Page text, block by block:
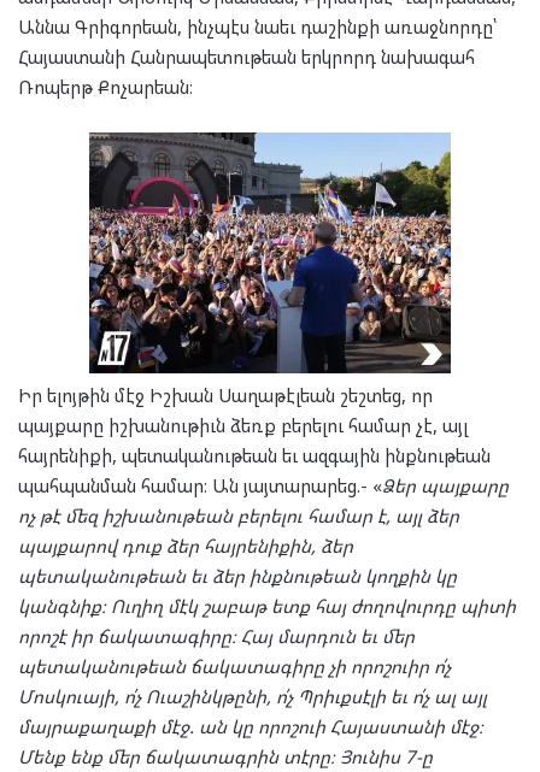
Աննա Գրիգորեան, ինչպէս նաեւ դաշինքի առաջնորդը՝
Հայաստանի Հանրապետութեան երկրորդ նախագահ
Ռոպերթ Քոչարեան։
Իր ելոյթին մէջ Իշխան Սաղաթէլեան շեշտեց, որ
պայքարը իշխանութիւն ձեռք բերելու համար չէ, այլ
հայրենիքի, պետականութեան եւ ազգային ինքնութեան
պահպանման համար։ Ան յայտարարեց.- «Ձեր պայքարը
ոչ թէ մեզ իշխանութեան բերելու համար է, այլ ձեր
պայքարով դուք ձեր հայրենիքին, ձեր
պետականութեան եւ ձեր ինքնութեան կողքին կը
կանգնիք։ Ուղիղ մէկ շաբաթ ետք հայ ժողովուրդը պիտի
որոշէ իր ճակատագիրը։ Հայ մարդուն եւ մեր
պետականութեան ճակատագիրը չի որոշուիր ո՛չ
Մոսկուայի, ո՛չ Ուաշինկթընի, ո՛չ Պրիւքսէլի եւ ո՛չ ալ այլ
մայրաքաղաքի մէջ. ան կը որոշուի Հայաստանի մէջ։
Մենք ենք մեր ճակատագրին տէրը։ Յունիս 7-ը